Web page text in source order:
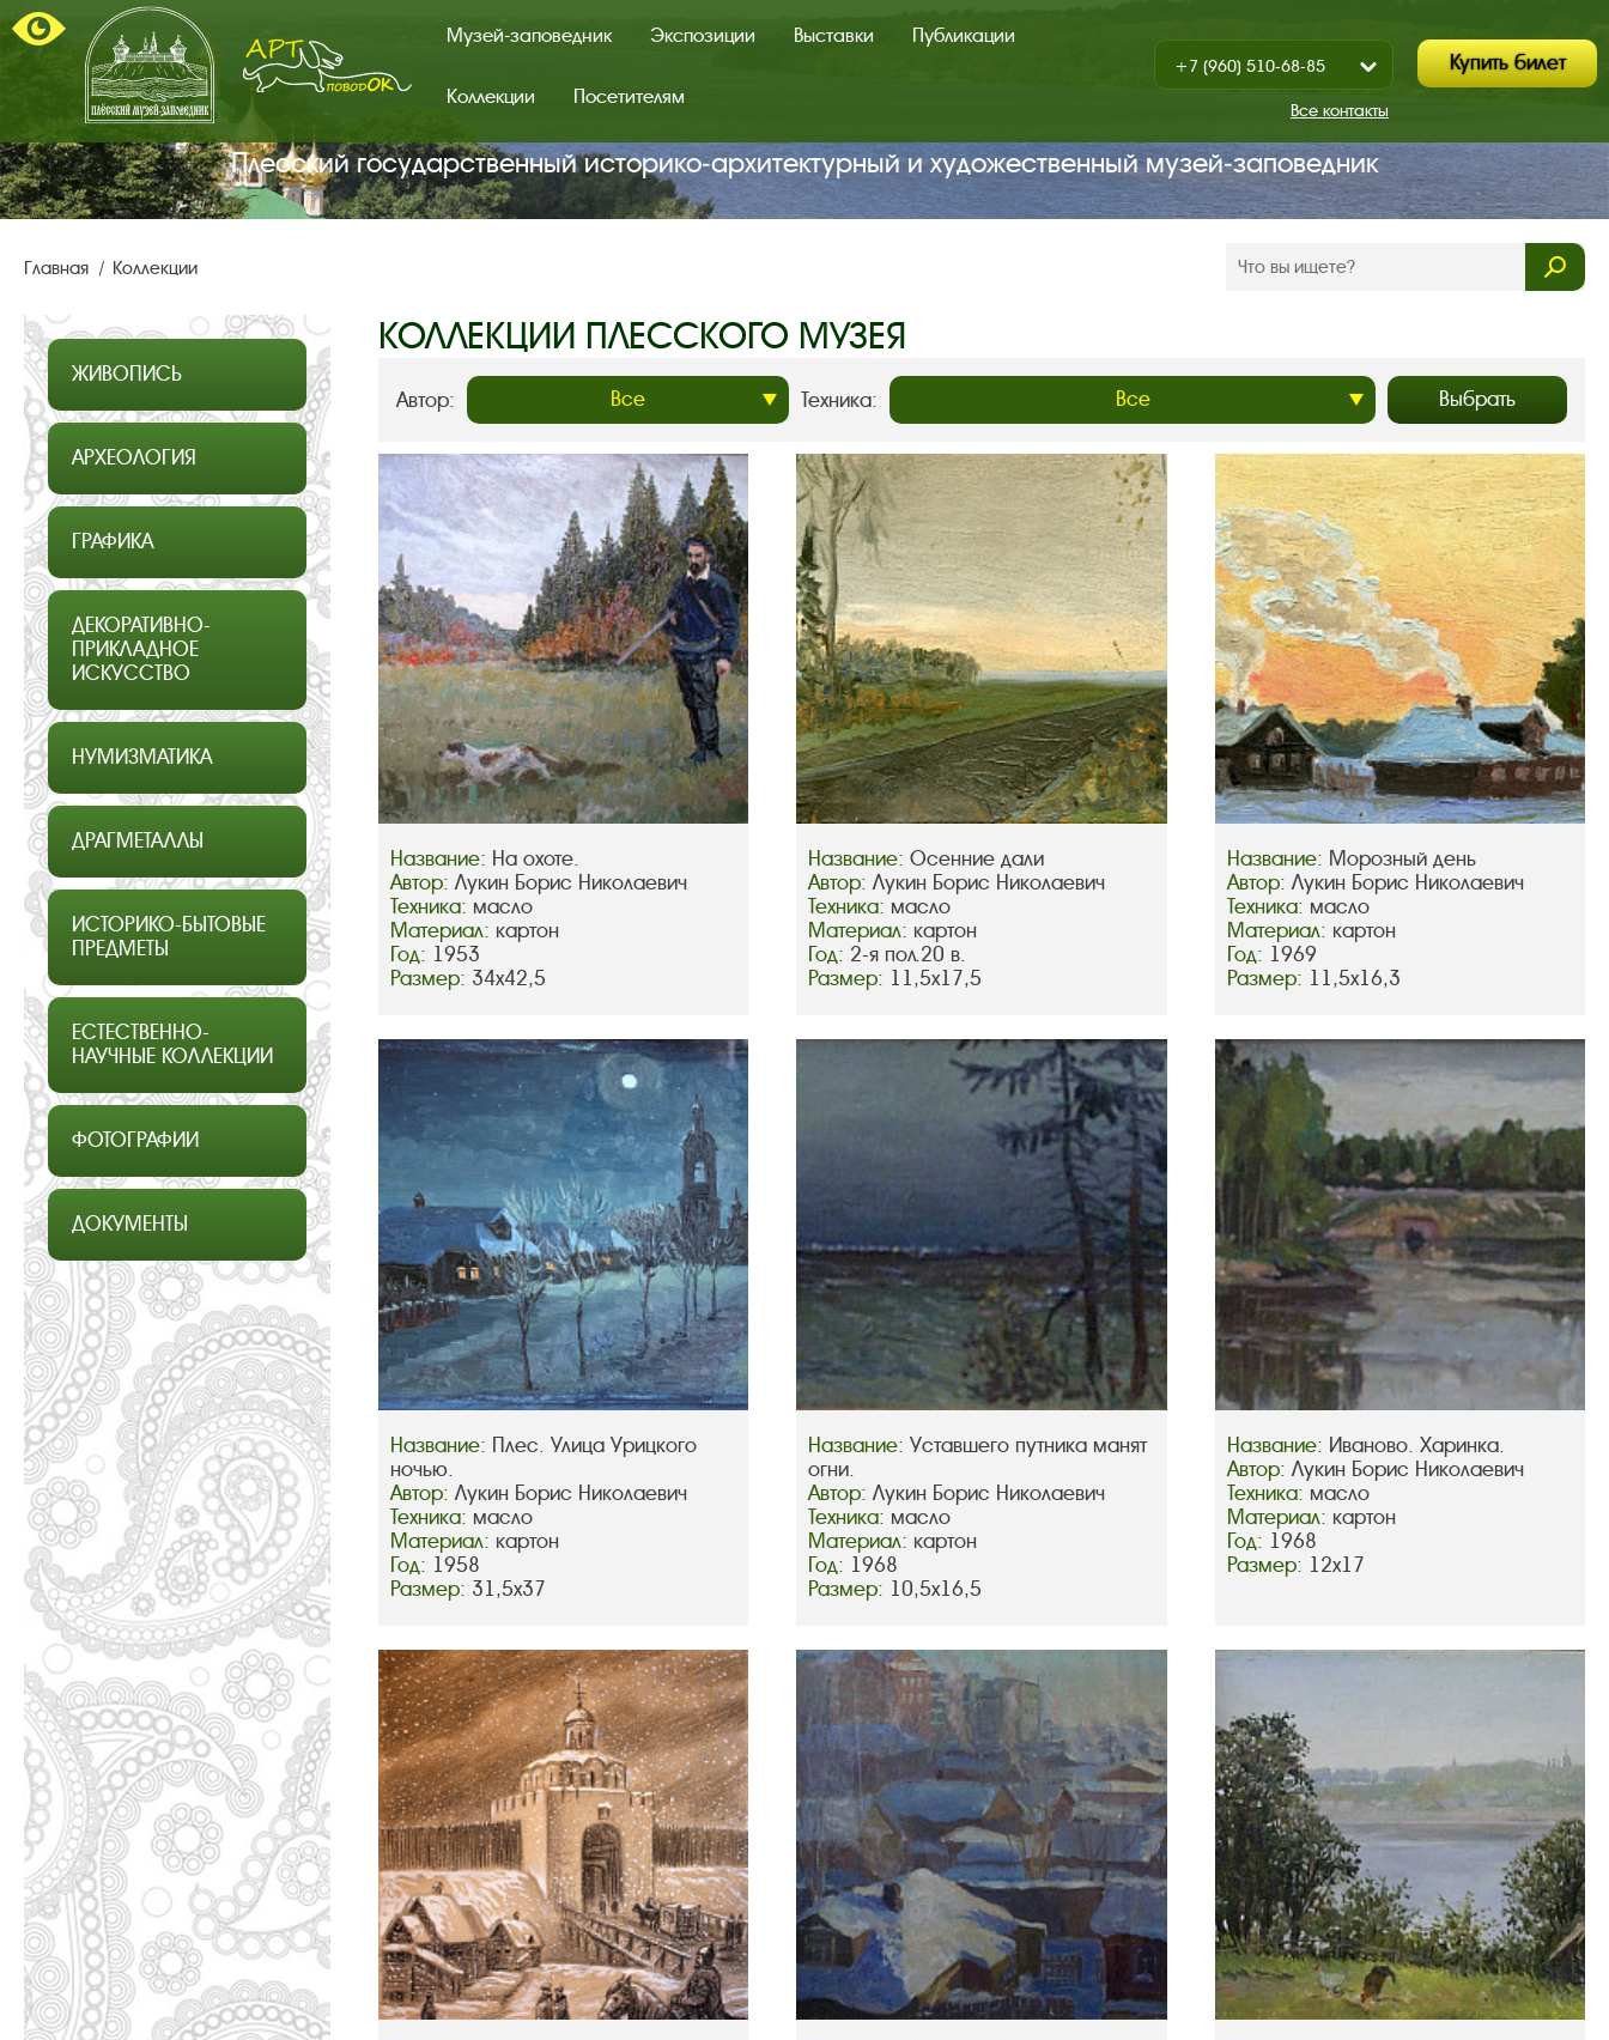
Главная
страница.
поводок.
Музей-заповедник Экспозиции Выставки Публикации
Коллекции Посетителям
Показать
/
Закрыть
+7 (960) 510-68-85
+7 (930) 347-67-70Все контакты
Купить билет
Плесский государственный историко‑архитектурный и художественный музей‑заповедник
Главная Коллекции
ЖИВОПИСЬ
АРХЕОЛОГИЯ
ГРАФИКА
ДЕКОРАТИВНО-
ПРИКЛАДНОЕ
ИСКУССТВО
НУМИЗМАТИКА
ДРАГМЕТАЛЛЫ
ИСТОРИКО-БЫТОВЫЕ
ПРЕДМЕТЫ
ЕСТЕСТВЕННО-
НАУЧНЫЕ КОЛЛЕКЦИИ
ФОТОГРАФИИ
ДОКУМЕНТЫ
КОЛЛЕКЦИИ ПЛЕССКОГО МУЗЕЯ
Автор: Техника: Выбрать
Название: На охоте.
Автор: Лукин Борис Николаевич
Техника: масло
Материал: картон
Год: 1953
Размер: 34х42,5
Название:Осенние дали
Автор:Лукин Борис Николаевич
Техника: масло
Материал: картон
Год: 2-я пол.20 в.
Размер: 11,5х17,5
Название: Морозный день
Автор: Лукин Борис Николаевич
Техника: масло
Материал: картон
Год: 1969
Размер: 11,5х16,3
Название: Плес. Улица Урицкого
ночью.
Автор: Лукин Борис Николаевич
Техника: масло
Материал: картон
Год: 1958
Размер: 31,5х37
Название:Уставшего путника манят
огни.
Автор:Лукин Борис Николаевич
Техника: масло
Материал: картон
Год: 1968
Размер: 10,5х16,5
Название: Иваново. Харинка.
Автор: Лукин Борис Николаевич
Техника: масло
Материал: картон
Год: 1968
Размер: 12х17